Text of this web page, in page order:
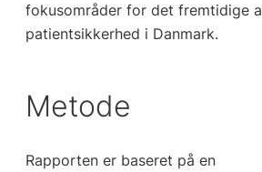
fokusområder for det fremtidige
patientsikkerhed i Danmark.
Metode
Rapporten er baseret på en